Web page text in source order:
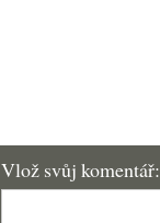
Vlož svůj komentář: